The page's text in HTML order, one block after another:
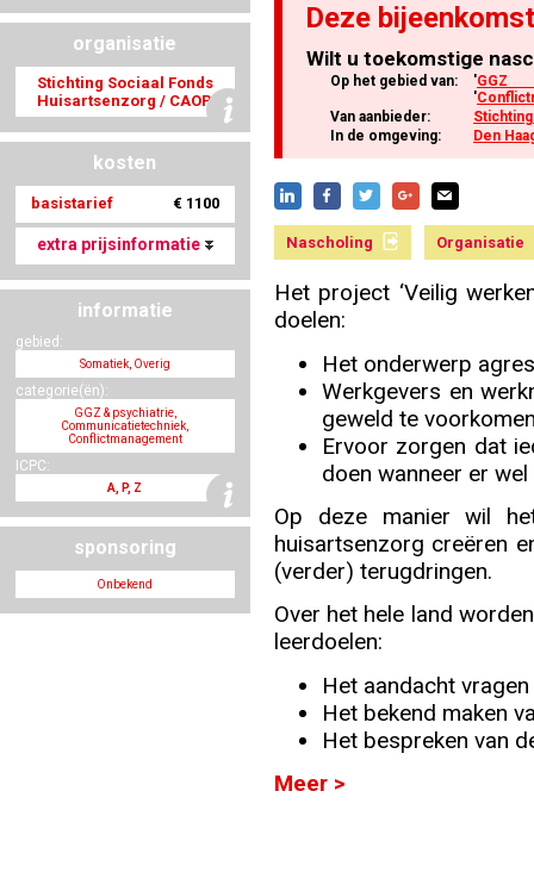
Nascholingen op aanvraag (in-company)
Nascholing aanmelden
Zoek op kaart
Registreren
organisatie
Stichting Sociaal Fonds
Huisartsenzorg / CAOP
kosten
basistarief € 1100
extra prijsinformatie
informatie
gebied:
Somatiek, Overig
categorie(ën):
GGZ & psychiatrie,
Communicatietechniek,
Conflictmanagement
ICPC:
A, P, Z
sponsoring
Onbekend
Deze
Wilt u toekomstige
Op het gebied van: 'GGZ
'
Van aanbieder:
In de omgeving:
Den
Nascholing Organisatie
Het project ‘Veilig
doelen:
Het onderwerp
Werkgevers en
geweld te
Ervoor zorgen dat
doen wanneer er
Op deze manier wil
huisartsenzorg creëren
(verder) terugdringen.
Over het hele land
leerdoelen:
Het aandacht
Het bekend maken
Het bespreken van
Meer >